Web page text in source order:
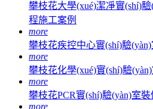
攀枝花大學(xué)潔凈實(shí)
程施工案例
more
攀枝花疾控中心實(shí)驗
more
攀枝花化學(xué)實(shí)驗
more
攀枝花PCR實(shí)驗(yàn)室裝
more